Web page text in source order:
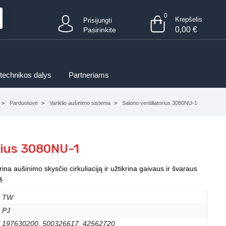
Prisijungti
Pasirinkite
0 Krepšelis
0,00 €
dalys Partneriams
Parduotuvė Variklio aušinimo sistema Salono ventiliatorius 3080NU-1
3080NU-1
aušinimo skysčio cirkuliaciją ir užtikrina gaivaus ir švaraus
TW
PJ
197630200, 500326617, 42562720